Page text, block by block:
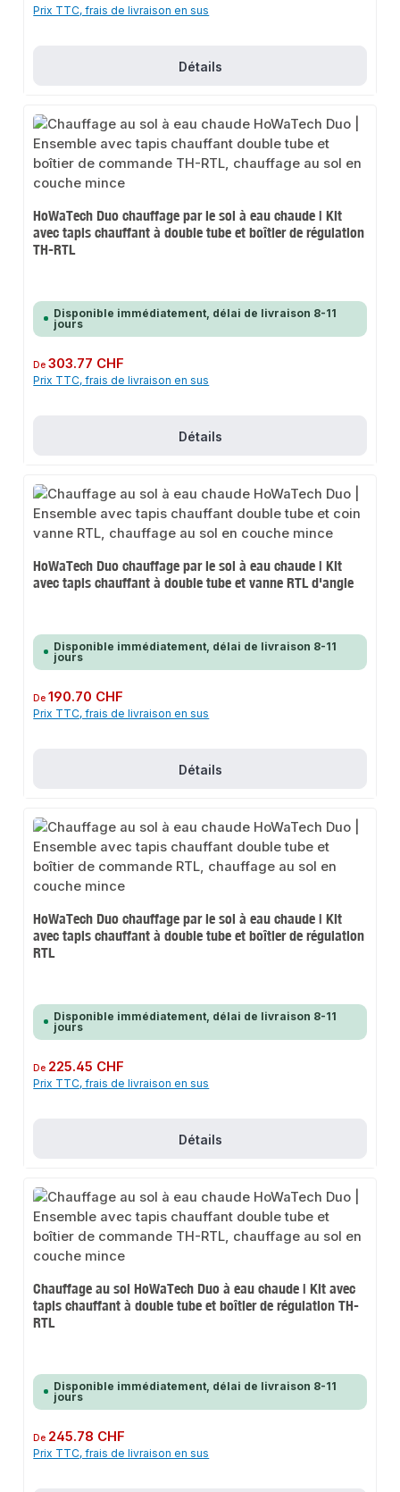
Prix TTC, frais de livraison en sus
Détails
HoWaTech Duo chauffage par le sol à eau chaude | Kit
avec tapis chauffant à double tube et boîtier de régulation
TH-RTL
Disponible immédiatement, délai de livraison 8-11
jours
Prix régulier :
De303.77 CHF
Prix TTC, frais de livraison en sus
Détails
HoWaTech Duo chauffage par le sol à eau chaude | Kit
avec tapis chauffant à double tube et vanne RTL d'angle
Disponible immédiatement, délai de livraison 8-11
jours
Prix régulier :
De190.70 CHF
Prix TTC, frais de livraison en sus
Détails
HoWaTech Duo chauffage par le sol à eau chaude | Kit
avec tapis chauffant à double tube et boîtier de régulation
RTL
Disponible immédiatement, délai de livraison 8-11
jours
Prix régulier :
De 225.45 CHF
Prix TTC, frais de livraison en sus
Détails
Chauffage au sol HoWaTech Duo à eau chaude | Kit avec
tapis chauffant à double tube et boîtier de régulation TH-
RTL
Disponible immédiatement, délai de livraison 8-11
jours
Prix régulier :
De 245.78 CHF
Prix TTC, frais de livraison en sus